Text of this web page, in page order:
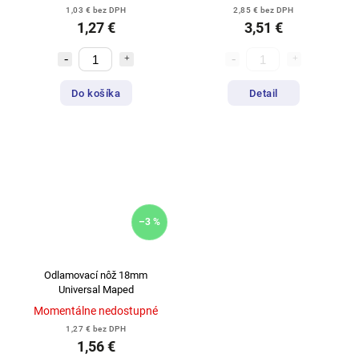
1,03 € bez DPH
1,27 €
Do košíka
2,85 € bez DPH
3,51 €
Detail
–3 %
Odlamovací nôž 18mm
Universal Maped
Momentálne nedostupné
1,27 € bez DPH
1,56 €